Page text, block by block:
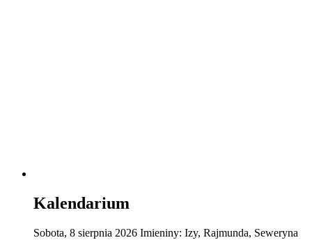
Kalendarium
Sobota, 8 sierpnia 2026 Imieniny: Izy, Rajmunda, Seweryna